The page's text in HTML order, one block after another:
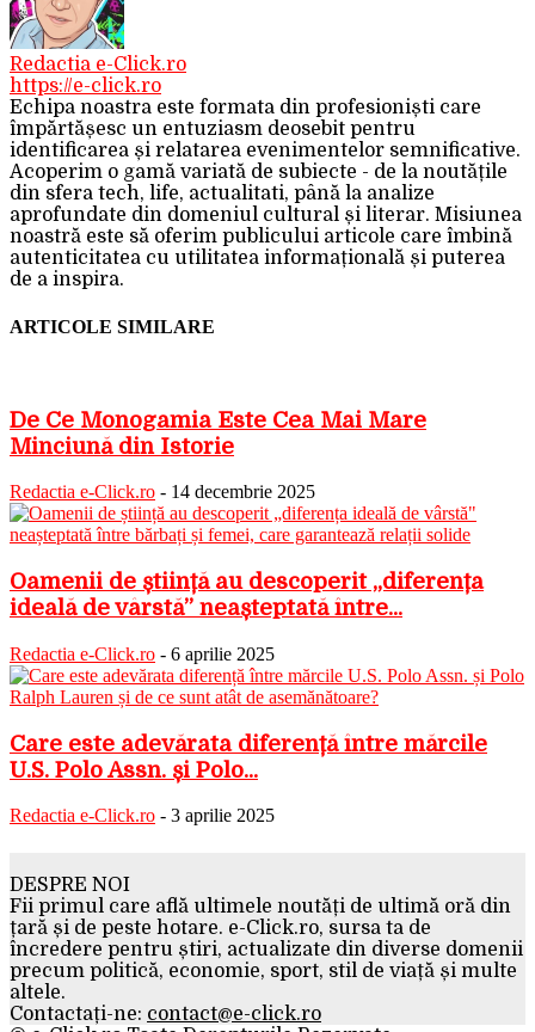
Redactia e-Click.ro
https://e-click.ro
Echipa noastra este formata din profesioniști care
împărtășesc un entuziasm deosebit pentru
identificarea și relatarea evenimentelor semnificative.
Acoperim o gamă variată de subiecte - de la noutățile
din sfera tech, life, actualitati, până la analize
aprofundate din domeniul cultural și literar. Misiunea
noastră este să oferim publicului articole care îmbină
autenticitatea cu utilitatea informațională și puterea
de a inspira.
ARTICOLE SIMILARE
De Ce Monogamia Este Cea Mai Mare
Minciună din Istorie
Redactia e-Click.ro - 14 decembrie 2025
Oamenii de știință au descoperit „diferența
ideală de vârstă” neașteptată între...
Redactia e-Click.ro - 6 aprilie 2025
Care este adevărata diferență între mărcile
U.S. Polo Assn. și Polo...
Redactia e-Click.ro - 3 aprilie 2025
DESPRE NOI
Fii primul care află ultimele noutăți de ultimă oră din
țară și de peste hotare. e-Click.ro, sursa ta de
încredere pentru știri, actualizate din diverse domenii
precum politică, economie, sport, stil de viață și multe
altele.
Contactați-ne: contact@e-click.ro